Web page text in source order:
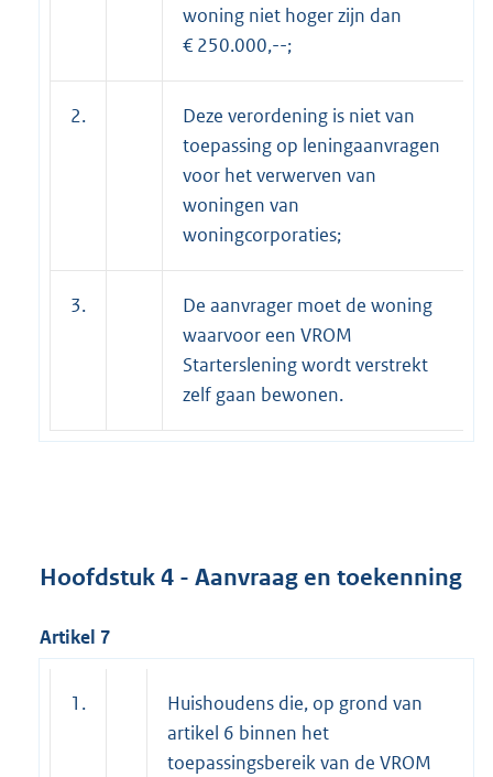
woning niet hoger zijn dan
€ 250.000,--;
2.
Deze verordening is niet van
toepassing op leningaanvragen
voor het verwerven van
woningen van
woningcorporaties;
3.
De aanvrager moet de woning
waarvoor een VROM
Starterslening wordt verstrekt
zelf gaan bewonen.
Hoofdstuk 4 - Aanvraag en toekenning
Artikel 7
1.
Huishoudens die, op grond van
artikel 6 binnen het
toepassingsbereik van de VROM